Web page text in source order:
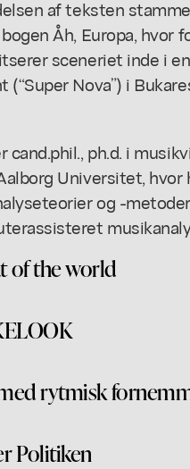
af teksten
Åh, Europa, hvor
sceneriet inde i
(“Super Nova”) i
cand.phil., ph.d. i
Universitet, hvor
og -
of the world
rytmisk
Politiken